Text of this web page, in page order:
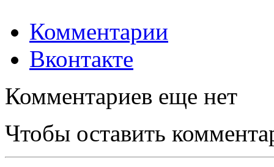
Комментарии
Вконтакте
Комментариев еще нет
Чтобы оставить